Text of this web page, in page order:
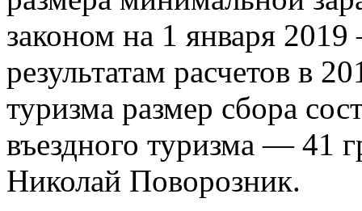
законом на 1 января
результатам расчетов в
туризма размер сбора
въездного туризма — 41
Николай Поворозник.